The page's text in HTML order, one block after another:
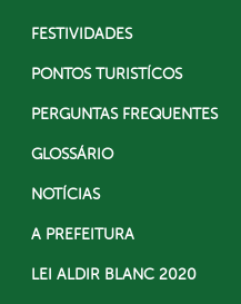
FESTIVIDADES
PONTOS TURISTÍCOS
PERGUNTAS FREQUENTES
GLOSSÁRIO
NOTÍCIAS
A PREFEITURA
LEI ALDIR BLANC 2020